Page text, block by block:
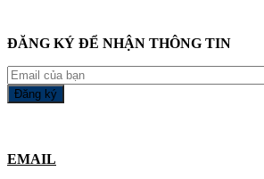
ĐĂNG KÝ ĐỂ NHẬN THÔNG TIN
EMAIL